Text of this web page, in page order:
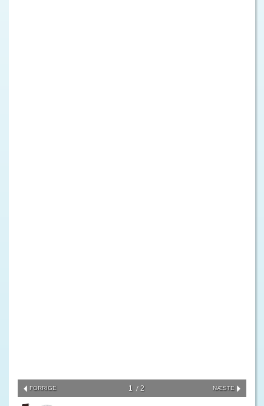
FORRIGE NÆSTE
1 2